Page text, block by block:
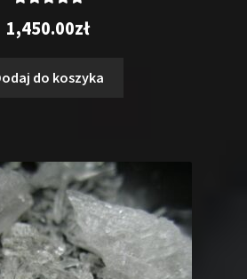
5.00na 5
1,450.00zł
do koszyka